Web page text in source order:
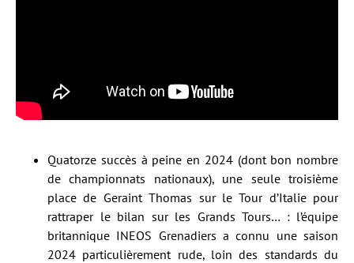
Quatorze succès à peine en 2024 (dont bon nombre
de championnats nationaux), une seule troisième
place de Geraint Thomas sur le Tour d’Italie pour
rattraper le bilan sur les Grands Tours… : l’équipe
britannique INEOS Grenadiers a connu une saison
2024 particulièrement rude, loin des standards du